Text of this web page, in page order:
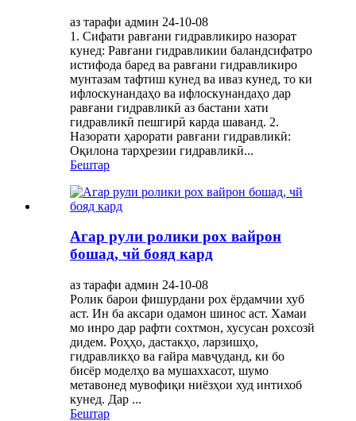
аз тарафи админ 24-10-08
1. Сифати равғани гидравликиро назорат
кунед: Равғани гидравликии баландсифатро
истифода баред ва равғани гидравликиро
мунтазам тафтиш кунед ва иваз кунед, то ки
ифлоскунандаҳо ва ифлоскунандаҳо дар
равғани гидравликӣ аз бастани хати
гидравликӣ пешгирӣ карда шаванд. 2.
Назорати ҳарорати равғани гидравликӣ:
Оқилона тарҳрезии гидравликӣ...
Бештар
Агар рули ролики рох вайрон
бошад, чй бояд кард
аз тарафи админ 24-10-08
Ролик барои фишурдани рох ёрдамчии хуб
аст. Ин ба аксари одамон шинос аст. Хамаи
мо инро дар рафти сохтмон, хусусан рохсозй
дидем. Роҳҳо, дастакҳо, ларзишҳо,
гидравликҳо ва ғайра мавҷуданд, ки бо
бисёр моделҳо ва мушаххасот, шумо
метавонед мувофиқи ниёзҳои худ интихоб
кунед. Дар ...
Бештар